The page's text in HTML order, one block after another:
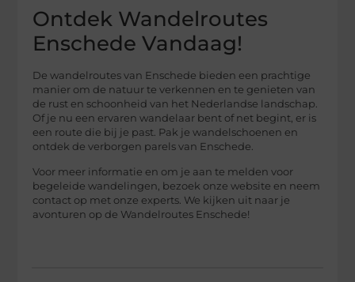
Ontdek Wandelroutes
Enschede Vandaag!
De wandelroutes van Enschede bieden een prachtige
manier om de natuur te verkennen en te genieten van
de rust en schoonheid van het Nederlandse landschap.
Of je nu een ervaren wandelaar bent of net begint, er is
een route die bij je past. Pak je wandelschoenen en
ontdek de verborgen parels van Enschede.
Voor meer informatie en om je aan te melden voor
begeleide wandelingen, bezoek onze website en neem
contact op met onze experts. We kijken uit naar je
avonturen op de Wandelroutes Enschede!